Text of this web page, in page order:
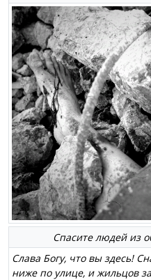
Спасите людей из
Слава Богу, что вы здесь!
ниже по улице, и жильцов